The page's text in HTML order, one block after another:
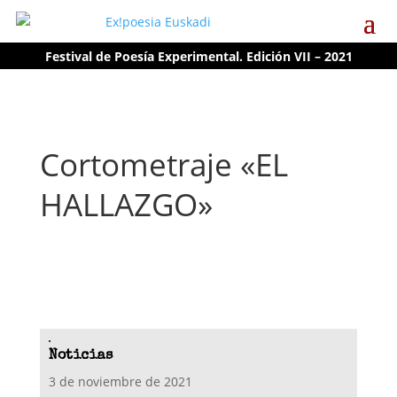
Festival de Poesía Experimental. Edición VII – 2021
Cortometraje «EL
HALLAZGO»
Noticias
3 de noviembre de 2021